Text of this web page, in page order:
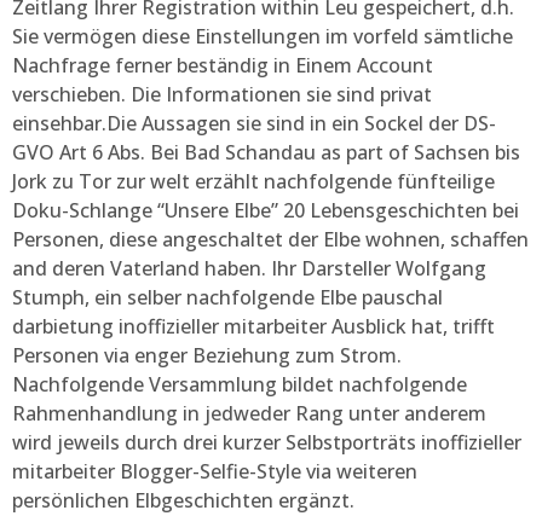
Zeitlang Ihrer Registration within Leu gespeichert, d.h.
Sie vermögen diese Einstellungen im vorfeld sämtliche
Nachfrage ferner beständig in Einem Account
verschieben. Die Informationen sie sind privat
einsehbar.Die Aussagen sie sind in ein Sockel der DS-
GVO Art 6 Abs. Bei Bad Schandau as part of Sachsen bis
Jork zu Tor zur welt erzählt nachfolgende fünfteilige
Doku-Schlange “Unsere Elbe” 20 Lebensgeschichten bei
Personen, diese angeschaltet der Elbe wohnen, schaffen
and deren Vaterland haben. Ihr Darsteller Wolfgang
Stumph, ein selber nachfolgende Elbe pauschal
darbietung inoffizieller mitarbeiter Ausblick hat, trifft
Personen via enger Beziehung zum Strom.
Nachfolgende Versammlung bildet nachfolgende
Rahmenhandlung in jedweder Rang unter anderem
wird jeweils durch drei kurzer Selbstporträts inoffizieller
mitarbeiter Blogger-Selfie-Style via weiteren
persönlichen Elbgeschichten ergänzt.